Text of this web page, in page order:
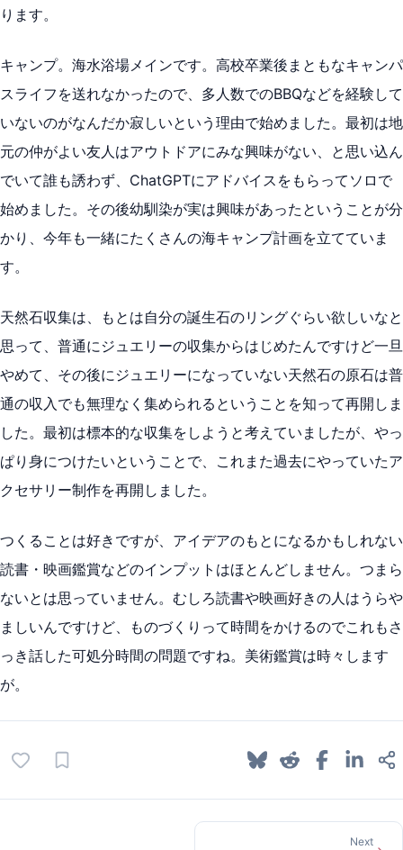
ります。
キャンプ。海水浴場メインです。高校卒業後まともなキャンパ
スライフを送れなかったので、多人数でのBBQなどを経験して
いないのがなんだか寂しいという理由で始めました。最初は地
元の仲がよい友人はアウトドアにみな興味がない、と思い込ん
でいて誰も誘わず、ChatGPTにアドバイスをもらってソロで
始めました。その後幼馴染が実は興味があったということが分
かり、今年も一緒にたくさんの海キャンプ計画を立てていま
す。
天然石収集は、もとは自分の誕生石のリングぐらい欲しいなと
思って、普通にジュエリーの収集からはじめたんですけど一旦
やめて、その後にジュエリーになっていない天然石の原石は普
通の収入でも無理なく集められるということを知って再開しま
した。最初は標本的な収集をしようと考えていましたが、やっ
ぱり身につけたいということで、これまた過去にやっていたア
クセサリー制作を再開しました。
つくることは好きですが、アイデアのもとになるかもしれない
読書・映画鑑賞などのインプットはほとんどしません。つまら
ないとは思っていません。むしろ読書や映画好きの人はうらや
ましいんですけど、ものづくりって時間をかけるのでこれもさ
っき話した可処分時間の問題ですね。美術鑑賞は時々します
が。
Next